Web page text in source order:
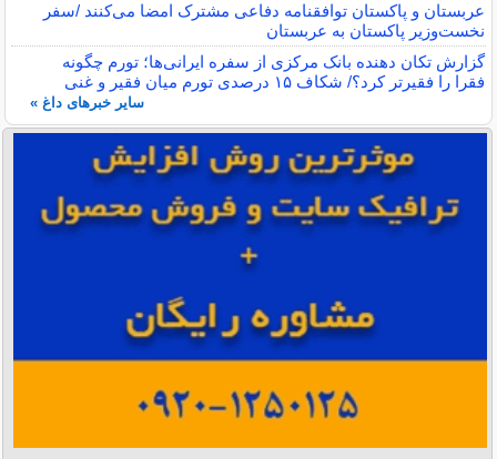
عربستان و پاکستان توافقنامه دفاعی مشترک امضا می‌کنند /سفر
نخست‌وزیر پاکستان به عربستان
گزارش تکان‌ دهنده بانک مرکزی از سفره ایرانی‌ها؛ تورم چگونه
فقرا را فقیرتر کرد؟/ شکاف ۱۵ درصدی تورم میان فقیر و غنی
سایر خبرهای داغ »